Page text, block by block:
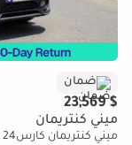
ضمان
$ 23,569
ميني كنتريمان